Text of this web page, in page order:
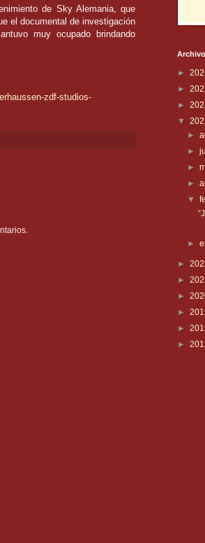
de Sky Alemania, que
el documental de investigación
muy ocupado brindando
zdf-studios-
►
►
►
▼
►
►
►
►
▼
►
►
►
►
►
►
►